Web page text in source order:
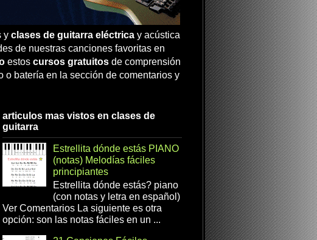
y clases de guitarra eléctricay acústica
de nuestras canciones favoritas en
estos cursos gratuitosde comprensión
o batería en la sección de comentarios y
articulos mas vistos en clases de
guitarra
Estrellita dónde estás PIANO
(notas) Melodías fáciles
principiantes
Estrellita dónde estás? piano
(con notas y letra en español)
Ver Comentarios La siguiente es otra
opción: son las notas fáciles en un ...